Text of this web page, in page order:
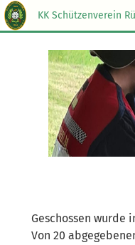
Geschossen wurde
Von 20
KK Schützenverein